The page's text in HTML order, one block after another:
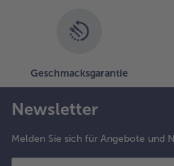
Geschmacksgarantie
Newsletter
Melden Sie sich für Angebote und